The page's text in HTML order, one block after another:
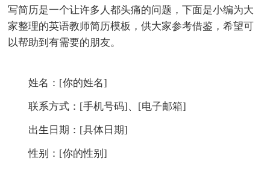
写简历是一个让许多人都头痛的问题，下面是小编为大
家整理的英语教师简历模板，供大家参考借鉴，希望可
以帮助到有需要的朋友。
姓名：[你的姓名]
联系方式：[手机号码]、[电子邮箱]
出生日期：[具体日期]
性别：[你的性别]